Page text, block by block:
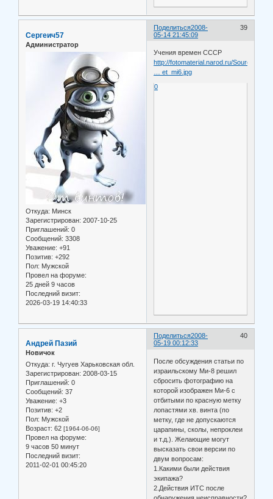
Поделиться 39
2008-
05-14 21:45:09
Сергеич57
Администратор
Откуда: Минск
Зарегистрирован: 2007-10-25
Приглашений: 0
Сообщений: 3308
Уважение: +91
Позитив: +292
Пол: Мужской
Провел на форуме:
25 дней 9 часов
Последний визит:
2026-03-19 14:40:33
Учения времен СССР
http://fotomaterial.narod.ru/Sources/BS
… et_mi6.jpg
0
Поделиться 40
2008-
05-19 00:12:33
Андрей Пазий
Новичок
Откуда: г. Чугуев Харьковская обл.
Зарегистрирован: 2008-03-15
Приглашений: 0
Сообщений: 37
Уважение: +3
Позитив: +2
Пол: Мужской
Возраст: 62 [1964-06-06]
Провел на форуме:
9 часов 50 минут
Последний визит:
2011-02-01 00:45:20
После обсуждения статьи по
израильскому Ми-8 решил
сбросить фотографию на
которой изображен Ми-6 с
отбитыми по красную метку
лопастями хв. винта (по
метку, где не допускаются
царапины, сколы, непроклеи
и т.д.). Желающие могут
высказать свои версии по
двум вопросам:
1.Какими были действия
экипажа?
2.Действия ИТС после
обнаружения неисправности?